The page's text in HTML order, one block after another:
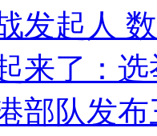
发起人
来了：
部队发